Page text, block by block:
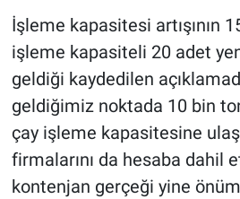
İşleme kapasitesi artışının
işleme kapasiteli 20 adet
geldiği kaydedilen
geldiğimiz noktada 10 bin
çay işleme kapasitesine
firmalarını da hesaba dahil
kontenjan gerçeği yine